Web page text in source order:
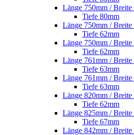
Länge 750mm / Breite
Tiefe 80mm
Länge 750mm / Breite
Tiefe 62mm
Länge 750mm / Breite
Tiefe 62mm
Länge 761mm / Breite
Tiefe 63mm
Länge 761mm / Breite
Tiefe 63mm
Länge 820mm / Breite
Tiefe 62mm
Länge 825mm / Breite
Tiefe 67mm
Länge 842mm / Breite